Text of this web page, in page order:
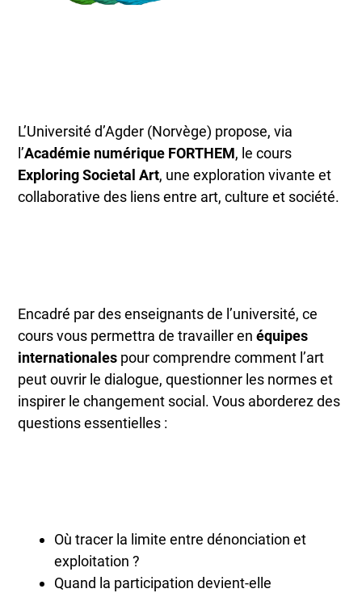
L’Université d’Agder (Norvège) propose, via
l’Académie numérique FORTHEM, le cours
Exploring Societal Art, une exploration vivante et
collaborative des liens entre art, culture et société.
Encadré par des enseignants de l’université, ce
cours vous permettra de travailler enéquipes
internationales pour comprendre comment l’art
peut ouvrir le dialogue, questionner les normes et
inspirer le changement social. Vous aborderez des
questions essentielles :
Où tracer la limite entre dénonciation et
exploitation ?
Quand la participation devient-elle